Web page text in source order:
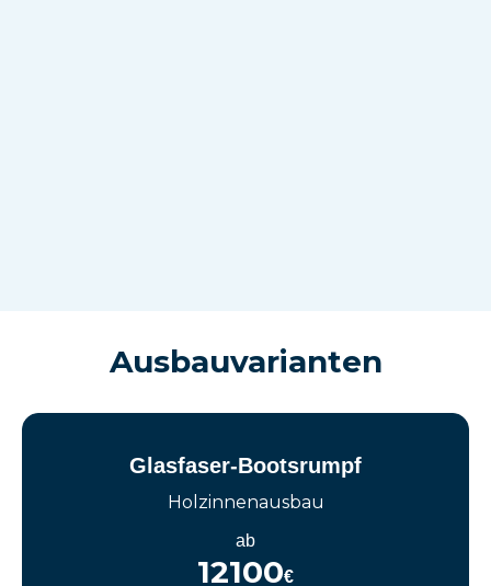
Ausbauvarianten
Glasfaser-Bootsrumpf
Holzinnenausbau
ab
12100€